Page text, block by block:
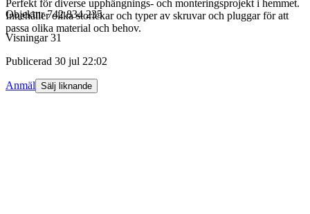
Perfekt för diverse upphängnings- och monteringsprojekt i hemmet.
Innehåller olika storlekar och typer av skruvar och pluggar för att
passa olika material och behov.
Objektnr 742 834 235
Visningar 31
Publicerad 30 jul 22:02
Anmäl Sälj liknande